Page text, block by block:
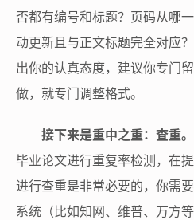
否都有编号和标题？页码从哪
动更新且与正文标题完全对应
出你的认真态度，建议你专门
做，就专门调整格式。
接下来是重中之重：查重。
毕业论文进行重复率检测，在
进行查重是非常必要的，你需
系统（比如知网、维普、万方